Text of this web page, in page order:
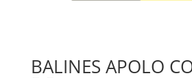
BALINES APOLO